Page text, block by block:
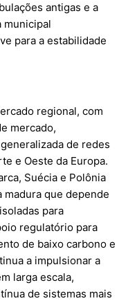
antigas e a
municipal
para a estabilidade
regional, com
mercado,
de redes
e Oeste da Europa.
Suécia e Polônia
que depende
para
regulatório para
de baixo carbono e
a impulsionar a
larga escala,
de sistemas mais